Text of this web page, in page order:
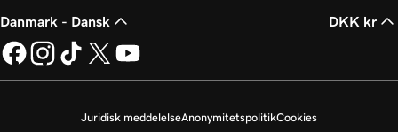
Danmark - Dansk DKK kr
Juridisk meddelelseAnonymitetspolitikCookies